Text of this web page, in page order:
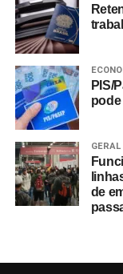
PIS/
pode
GERAL
de